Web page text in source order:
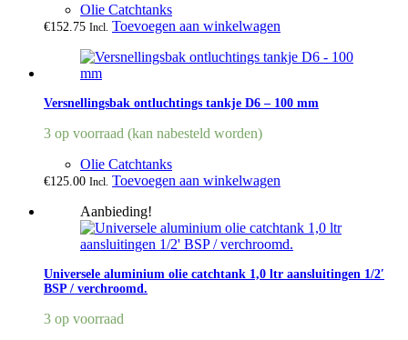
Olie Catchtanks
€152.75 Incl. Toevoegen aan winkelwagen
Versnellingsbak ontluchtings tankje D6 – 100 mm
3 op voorraad (kan nabesteld worden)
Olie Catchtanks
€125.00 Incl. Toevoegen aan winkelwagen
Aanbieding!
Universele aluminium olie catchtank 1,0 ltr aansluitingen 1/2′
BSP / verchroomd.
3 op voorraad